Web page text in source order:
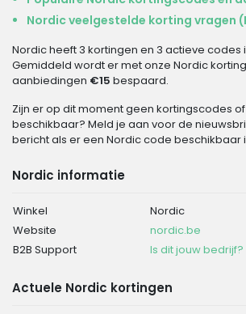
Nordic veelgestelde korting vragen
Nordic heeft 3 kortingen en 3 actieve codes
Gemiddeld wordt er met onze Nordic
aanbiedingen €15 bespaard.
Zijn er op dit moment geen kortingscodes
beschikbaar? Meld je aan voor de
bericht als er een Nordic code beschikbaar
Nordic informatie
Winkel
Nordic
Website
nordic.be
B2B Support
Is dit jouw bedrijf?
Actuele Nordic kortingen